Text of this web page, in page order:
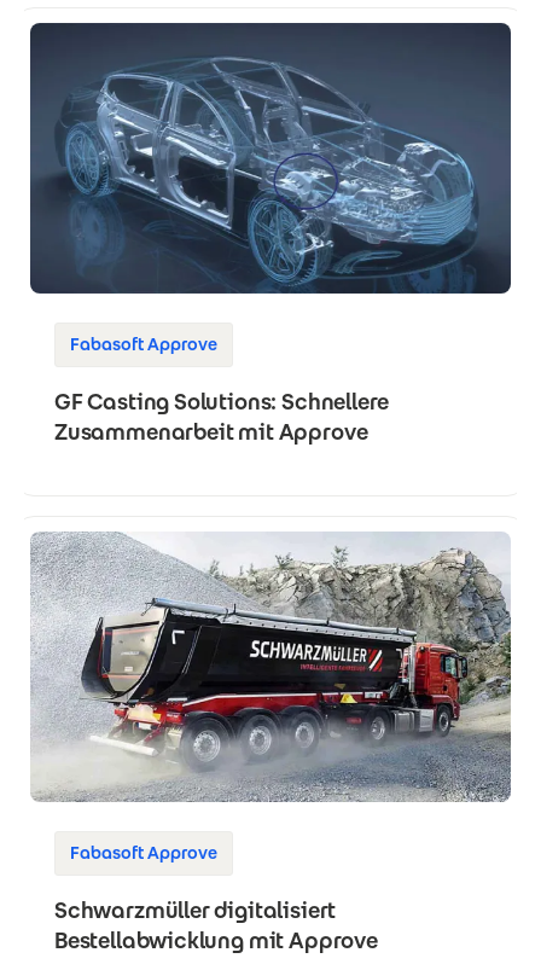
Fabasoft Approve
GF Casting Solutions: Schnellere
Zusammenarbeit mit Approve
Fabasoft Approve
Schwarzmüller digitalisiert
Bestellabwicklung mit Approve